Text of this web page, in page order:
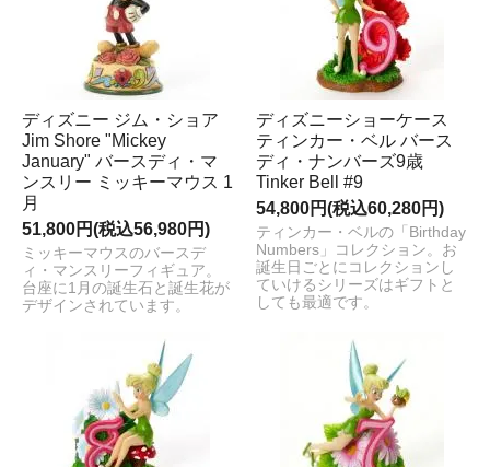
ディズニー ジム・ショア
Jim Shore "Mickey
January" バースディ・マ
ンスリー ミッキーマウス 1
月
51,800円(税込56,980円)
ミッキーマウスのバースデ
ィ・マンスリーフィギュア。
台座に1月の誕生石と誕生花が
デザインされています。
ディズニーショーケース
ティンカー・ベル バース
ディ・ナンバーズ9歳
Tinker Bell #9
54,800円(税込60,280円)
ティンカー・ベルの「Birthday
Numbers」コレクション。お
誕生日ごとにコレクションし
ていけるシリーズはギフトと
しても最適です。